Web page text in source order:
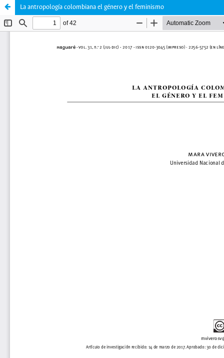
La antropología colombiana el género y el feminismo